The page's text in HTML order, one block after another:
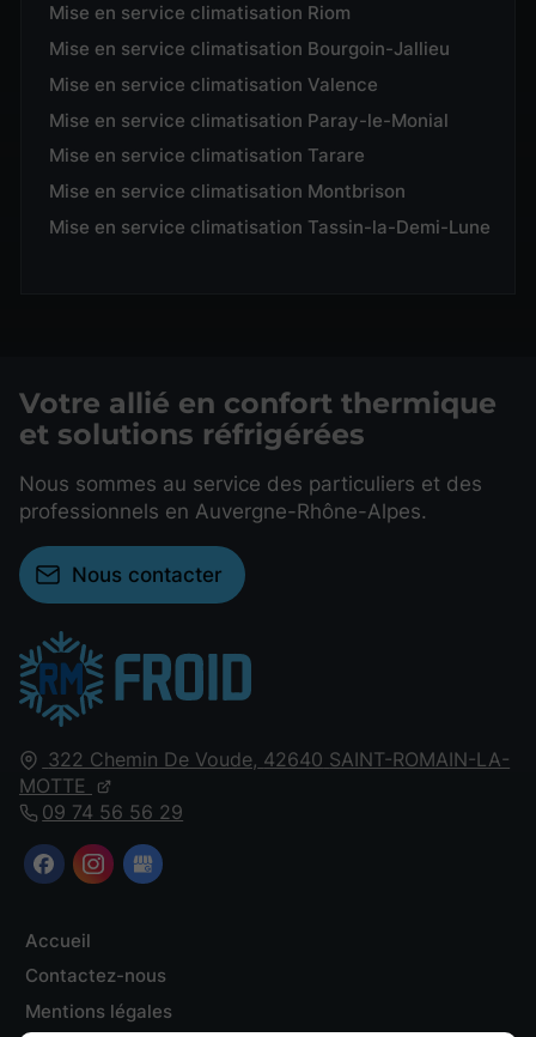
Mise en service climatisation Riom
Mise en service climatisation Bourgoin-Jallieu
Mise en service climatisation Valence
Mise en service climatisation Paray-le-Monial
Mise en service climatisation Tarare
Mise en service climatisation Montbrison
Mise en service climatisation Tassin-la-Demi-Lune
322 Chemin De Voude, 42640 SAINT-ROMAIN-LA-
MOTTE
09 74 56 56 29
Accueil
Contactez-nous
Mentions légales
Votre allié en confort thermique
et solutions réfrigérées
Nous sommes au service des particuliers et des
professionnels en Auvergne-Rhône-Alpes.
Nous contacter